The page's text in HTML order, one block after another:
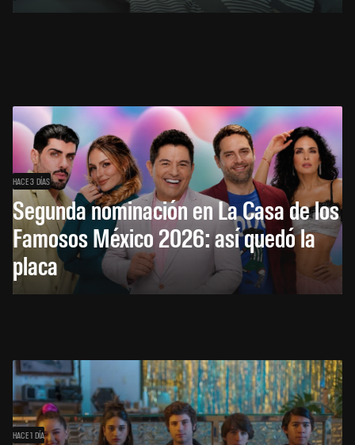
HACE 3 DÍAS
Segunda nominación en La Casa de los
Famosos México 2026: así quedó la
placa
HACE 1 DÍA